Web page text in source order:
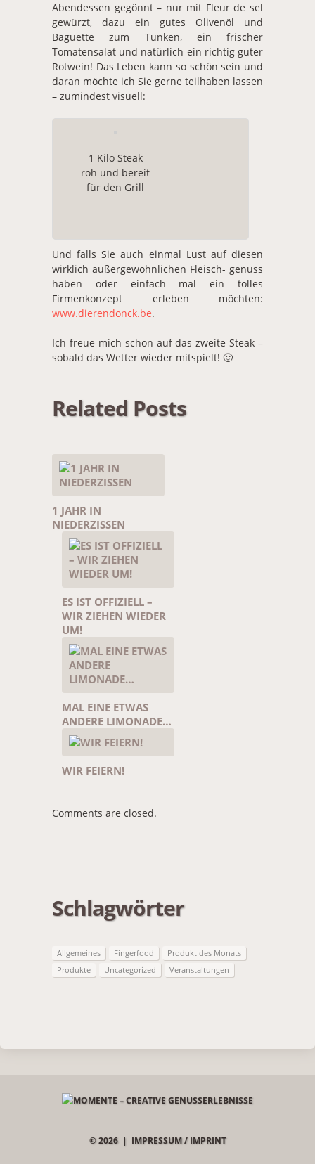
Abendessen gegönnt – nur mit Fleur de sel
gewürzt, dazu ein gutes Olivenöl und
Baguette zum Tunken, ein frischer
Tomatensalat und natürlich ein richtig guter
Rotwein! Das Leben kann so schön sein und
daran möchte ich Sie gerne teilhaben lassen
– zumindest visuell:
1 Kilo Steak
roh und bereit
für den Grill
Und falls Sie auch einmal Lust auf diesen
wirklich außergewöhnlichen Fleisch- genuss
haben oder einfach mal ein tolles
Firmenkonzept erleben möchten:
www.dierendonck.be.
Ich freue mich schon auf das zweite Steak –
sobald das Wetter wieder mitspielt! 🙂
Related Posts
1 JAHR IN
NIEDERZISSEN
ES IST OFFIZIELL –
WIR ZIEHEN WIEDER
UM!
MAL EINE ETWAS
ANDERE LIMONADE…
WIR FEIERN!
Comments are closed.
Schlagwörter
Allgemeines Fingerfood
Produkt des Monats
Produkte
Uncategorized Veranstaltungen
© 2026 | IMPRESSUM / IMPRINT